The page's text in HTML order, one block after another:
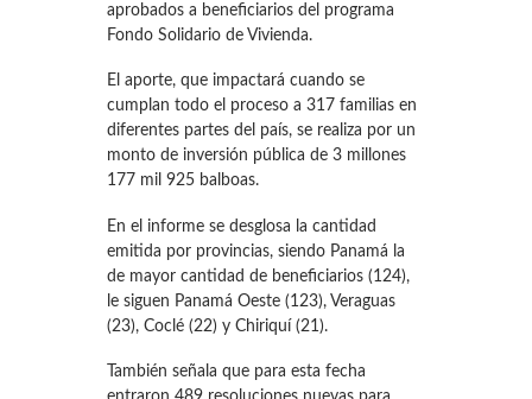
aprobados a beneficiarios del programa
Fondo Solidario de Vivienda.
El aporte, que impactará cuando se
cumplan todo el proceso a 317 familias en
diferentes partes del país, se realiza por un
monto de inversión pública de 3 millones
177 mil 925 balboas.
En el informe se desglosa la cantidad
emitida por provincias, siendo Panamá la
de mayor cantidad de beneficiarios (124),
le siguen Panamá Oeste (123), Veraguas
(23), Coclé (22) y Chiriquí (21).
También señala que para esta fecha